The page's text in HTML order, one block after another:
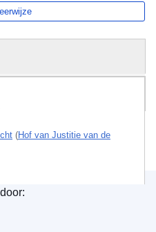
(Hof van Justitie van de
de Europese Unie